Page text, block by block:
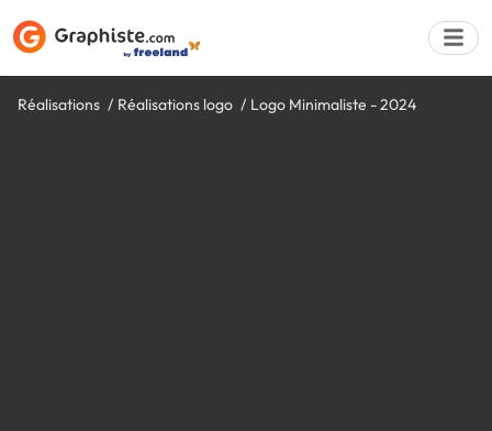
Réalisations Réalisations logo Logo Minimaliste - 2024